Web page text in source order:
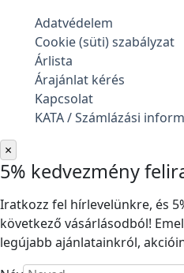
Adatvédelem
Cookie (süti) szabályzat
Árlista
Árajánlat kérés
Kapcsolat
KATA / Számlázási
×
5% kedvezmény
Iratkozz fel hírlevelünkre, és
következő vásárlásodból!
legújabb ajánlatainkról,